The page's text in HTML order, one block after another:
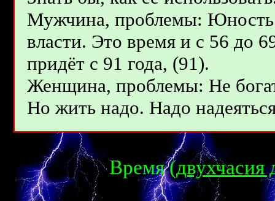
Мужчина, проблемы: Юность
власти. Это время и с 56 до
придёт с 91 года, (91).
Женщина, проблемы: Не
Но жить надо. Надо
Время (двухчасия